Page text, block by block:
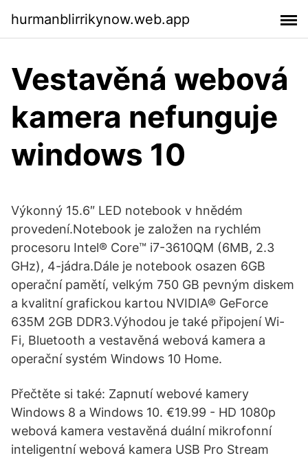
hurmanblirrikynow.web.app
Vestavěná webová
kamera nefunguje
windows 10
Výkonný 15.6″ LED notebook v hnědém
provedení.Notebook je založen na rychlém
procesoru Intel® Core™ i7-3610QM (6MB, 2.3
GHz), 4-jádra.Dále je notebook osazen 6GB
operační pamětí, velkým 750 GB pevným diskem
a kvalitní grafickou kartou NVIDIA® GeForce
635M 2GB DDR3.Výhodou je také připojení Wi-
Fi, Bluetooth a vestavěná webová kamera a
operační systém Windows 10 Home.
Přečtěte si také: Zapnutí webové kamery
Windows 8 a Windows 10. €19.99 - HD 1080p
webová kamera vestavěná duální mikrofonní
inteligentní webová kamera USB Pro Stream